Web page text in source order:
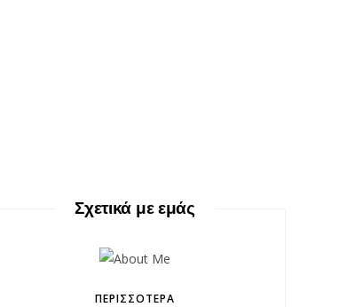
Σχετικά με εμάς
ΠΕΡΙΣΣΌΤΕΡΑ